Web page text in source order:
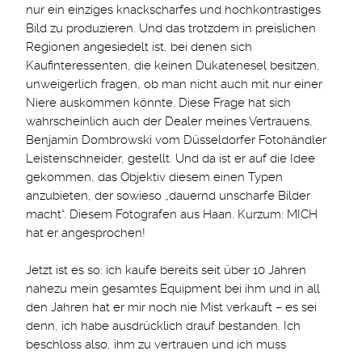
nur ein einziges knackscharfes und hochkontrastiges
Bild zu produzieren. Und das trotzdem in preislichen
Regionen angesiedelt ist, bei denen sich
Kaufinteressenten, die keinen Dukatenesel besitzen,
unweigerlich fragen, ob man nicht auch mit nur einer
Niere auskommen könnte. Diese Frage hat sich
wahrscheinlich auch der Dealer meines Vertrauens,
Benjamin Dombrowski vom Düsseldorfer Fotohändler
Leistenschneider, gestellt. Und da ist er auf die Idee
gekommen, das Objektiv diesem einen Typen
anzubieten, der sowieso „dauernd unscharfe Bilder
macht“. Diesem Fotografen aus Haan. Kurzum: MICH
hat er angesprochen!
Jetzt ist es so: ich kaufe bereits seit über 10 Jahren
nahezu mein gesamtes Equipment bei ihm und in all
den Jahren hat er mir noch nie Mist verkauft – es sei
denn, ich habe ausdrücklich drauf bestanden. Ich
beschloss also, ihm zu vertrauen und ich muss